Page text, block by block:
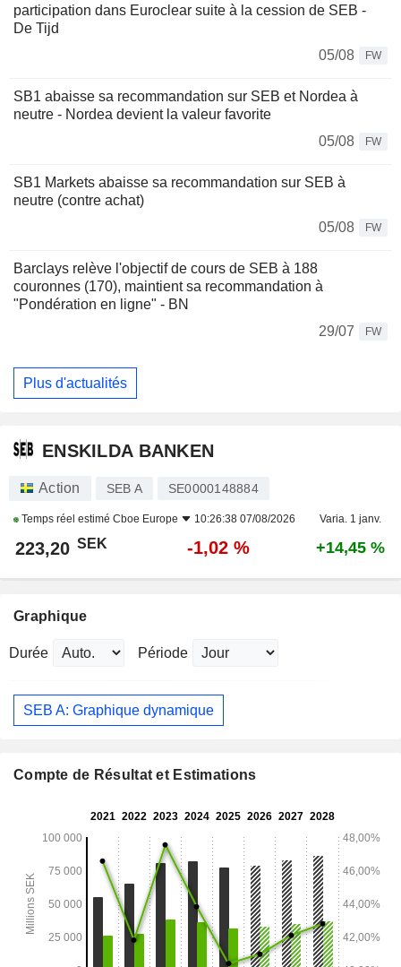
participation dans Euroclear suite à la cession de SEB -
De Tijd
05/08
FW
SB1 abaisse sa recommandation sur SEB et Nordea à
neutre - Nordea devient la valeur favorite
05/08
FW
SB1 Markets abaisse sa recommandation sur SEB à
neutre (contre achat)
05/08
FW
Barclays relève l'objectif de cours de SEB à 188
couronnes (170), maintient sa recommandation à
"Pondération en ligne" - BN
29/07
FW
Plus d'actualités
ENSKILDA BANKEN
Action SEB A SE0000148884
Temps réel estimé Cboe Europe 10:26:38 07/08/2026 Varia. 1 janv.
223,20 SEK -1,02 % +14,45 %
Graphique
Durée Période
SEB A: Graphique dynamique
Compte de Résultat et Estimations